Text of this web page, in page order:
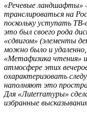
«Речевые ландшафты»
транслироваться на
поскольку уступать
это был своего рода
«сдвигом» (элементы
можно было и
«Метафизика чтения»
атмосфере этих
охарактеризовать
наполняют это
Для «Лиterraтуры»
избранные